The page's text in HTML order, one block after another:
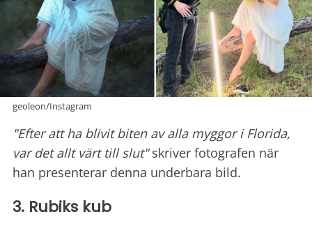
geoleon/Instagram
"Efter att ha blivit biten av alla myggor i Florida,
var det allt värt till slut"skriver fotografen när
han presenterar denna underbara bild.
3. Rubiks kub